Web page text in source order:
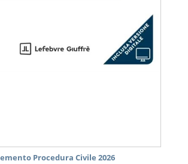
Procedura Civile 2026